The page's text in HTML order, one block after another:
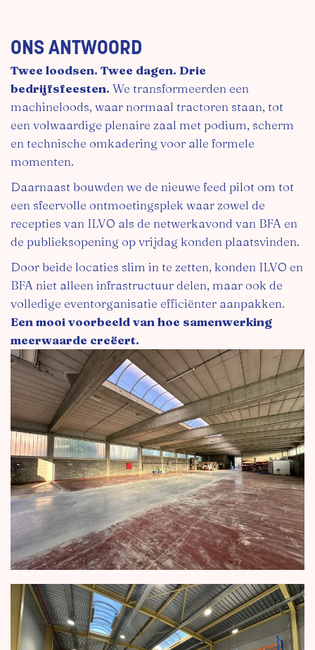
ONS ANTWOORD
Twee loodsen. Twee dagen. Drie
bedrijfsfeesten. We transformeerden een
machineloods, waar normaal tractoren staan, tot
een volwaardige plenaire zaal met podium, scherm
en technische omkadering voor alle formele
momenten.
Daarnaast bouwden we de nieuwe feed pilot om tot
een sfeervolle ontmoetingsplek waar zowel de
recepties van ILVO als de netwerkavond van BFA en
de publieksopening op vrijdag konden plaatsvinden.
Door beide locaties slim in te zetten, konden ILVO en
BFA niet alleen infrastructuur delen, maar ook de
volledige eventorganisatie efficiënter aanpakken.
Een mooi voorbeeld van hoe samenwerking
meerwaarde creëert.